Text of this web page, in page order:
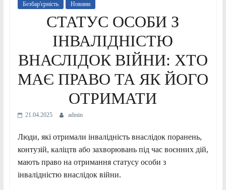
Безбар'єрність Новини
СТАТУС ОСОБИ З
ІНВАЛІДНІСТЮ
ВНАСЛІДОК ВІЙНИ: ХТО
МАЄ ПРАВО ТА ЯК ЙОГО
ОТРИМАТИ
21.04.2025 admin
Люди, які отримали інвалідність внаслідок поранень,
контузій, каліцтв або захворювань під час воєнних дій,
мають право на отримання статусу особи з
інвалідністю внаслідок війни.